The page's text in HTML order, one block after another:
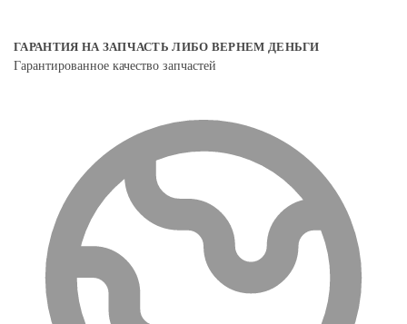
ГАРАНТИЯ НА ЗАПЧАСТЬ ЛИБО ВЕРНЕМ ДЕНЬГИ
Гарантированное качество запчастей